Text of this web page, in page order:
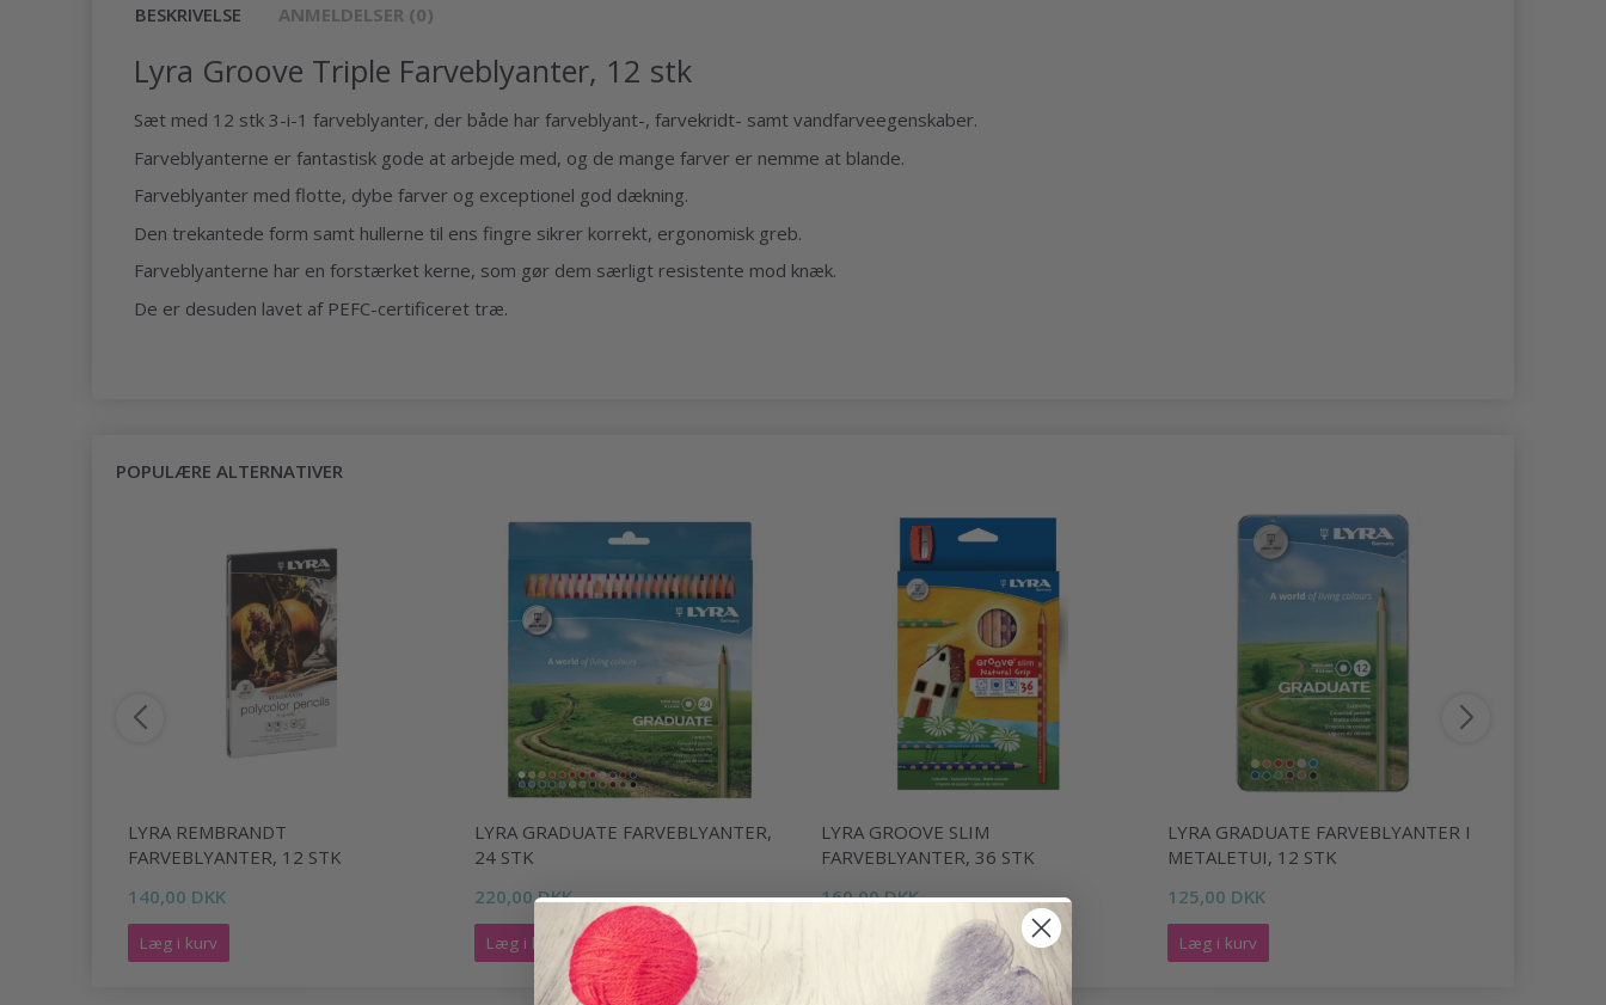
BESKRIVELSE ANMELDELSER (0)
Lyra Groove Triple Farveblyanter, 12 stk
Sæt med 12 stk 3-i-1 farveblyanter, der både har farveblyant-, farvekridt- samt vandfarveegenskaber.
Farveblyanterne er fantastisk gode at arbejde med, og de mange farver er nemme at blande.
Farveblyanter med flotte, dybe farver og exceptionel god dækning.
Den trekantede form samt hullerne til ens fingre sikrer korrekt, ergonomisk greb.
Farveblyanterne har en forstærket kerne, som gør dem særligt resistente mod knæk.
De er desuden lavet af PEFC-certificeret træ.
POPULÆRE ALTERNATIVER
LYRA REMBRANDT
FARVEBLYANTER, 12 STK
140,00 DKK
Læg i kurv
LYRA GRADUATE FARVEBLYANTER,
24 STK
220,00 DKK
Læg i kurv
LYRA GROOVE SLIM
FARVEBLYANTER, 36 STK
160,00 DKK
LYRA GRADUATE FARVEBLYANTER I
METALETUI, 12 STK
125,00 DKK
Læg i kurv